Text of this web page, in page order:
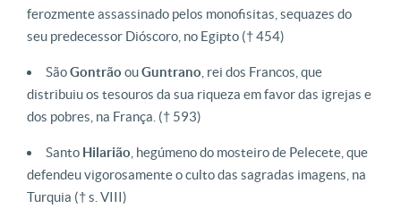
ferozmente assassinado pelos monofisitas, sequazes do
seu predecessor Dióscoro, no Egipto († 454)
SãoGontrão ouGuntrano , rei dos Francos, que
distribuiu os tesouros da sua riqueza em favor das igrejas e
dos pobres, na França. († 593)
Santo Hilarião , hegúmeno do mosteiro de Pelecete, que
defendeu vigorosamente o culto das sagradas imagens, na
Turquia († s. VIII)